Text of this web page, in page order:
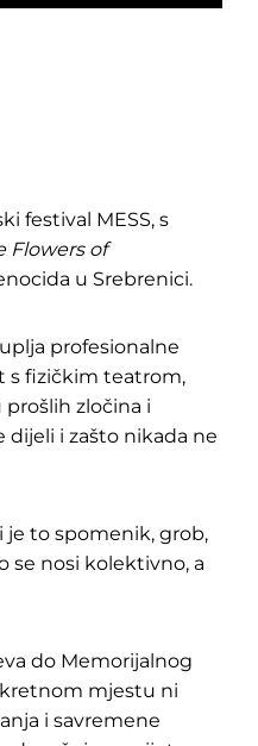
festival MESS, s
Flowers of
u Srebrenici.
profesionalne
s fizičkim teatrom,
zločina i
dijeli i zašto nikada ne
je to spomenik, grob,
se nosi kolektivno, a
do Memorijalnog
mjestu ni
i savremene